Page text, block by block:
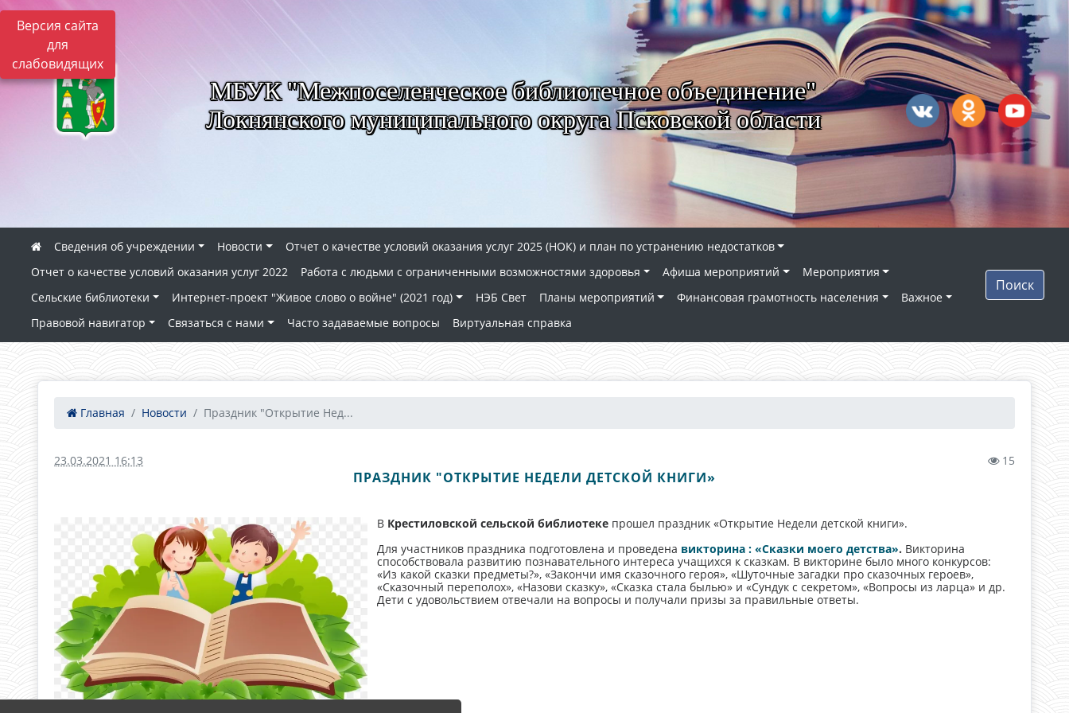
Версия сайта
для
слабовидящих
МБУК "Межпоселенческое библиотечное объединение"
Локнянского муниципального округа Псковской области
Сведения об учреждении Новости
Отчет о качестве условий оказания услуг 2025 (НОК) и план по устранению недостатков
Отчет о качестве условий оказания услуг 2022
Работа с людьми с ограниченными возможностями здоровья Афиша мероприятий
Мероприятия
Сельские библиотеки
Интернет-проект "Живое слово о войне" (2021 год) НЭБ Свет Планы мероприятий Финансовая грамотность населения
Важное
Правовой навигатор
Связаться с нами Часто задаваемые вопросы Виртуальная справка
Поиск
Главная Новости Праздник "Открытие Нед...
23.03.2021 16:13 15
ПРАЗДНИК "ОТКРЫТИЕ НЕДЕЛИ ДЕТСКОЙ КНИГИ»
В Крестиловской сельской библиотекепрошел праздник «Открытие Недели детской книги».
Для участников праздника подготовлена и проведена викторина : «Сказки моего детства». Викторина
способствовала развитию познавательного интереса учащихся к сказкам. В викторине было много конкурсов:
«Из какой сказки предметы?», «Закончи имя сказочного героя», «Шуточные загадки про сказочных героев»,
«Сказочный переполох», «Назови сказку», «Сказка стала былью» и «Сундук с секретом», «Вопросы из ларца» и др.
Дети с удовольствием отвечали на вопросы и получали призы за правильные ответы.